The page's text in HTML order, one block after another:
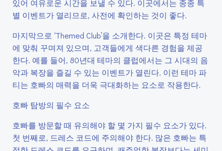
있어 여유로운 시간을 보낼 수 있다. 이곳에서는 종종 특
별 이벤트가 열리므로, 사전에 확인하는 것이 좋다.
마지막으로 ‘Themed Club’을 소개한다. 이곳은 특정 테마
에 맞춰 꾸며져 있으며, 고객들에게 색다른 경험을 제공
한다. 예를 들어, 80년대 테마의 클럽에서는 그 시대의 음
악과 복장을 즐길 수 있는 이벤트가 열린다. 이런 테마 파
티는 호빠의 매력을 더욱 극대화하는 요소로 작용한다.
호빠 탐방의 필수 요소
호빠를 방문할 때 유의해야 할 몇 가지 필수 요소가 있다.
첫 번째로, 드레스 코드에 주의해야 한다. 많은 호빠는 특